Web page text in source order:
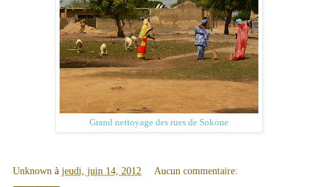
Grand nettoyage des rues de Sokone
Unknown à jeudi, juin 14, 2012 Aucun commentaire: